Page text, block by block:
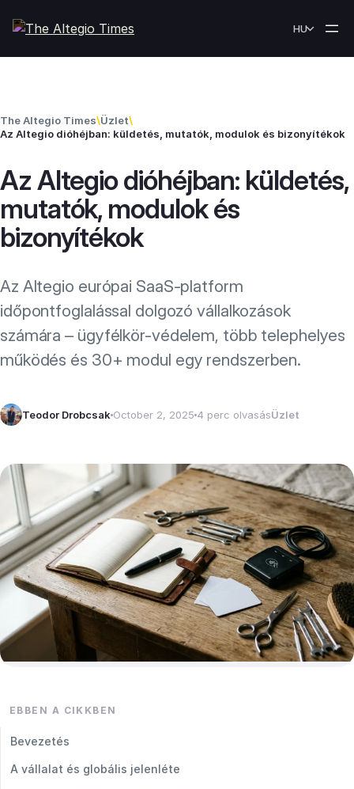
HU
The Altegio Times\Üzlet\
Az Altegio dióhéjban: küldetés, mutatók, modulok és bizonyítékok
Az Altegio dióhéjban: küldetés,
mutatók, modulok és
bizonyítékok
Az Altegio európai SaaS-platform
időpontfoglalással dolgozó vállalkozások
számára – ügyfélkör-védelem, több telephelyes
működés és 30+ modul egy rendszerben.
Teodor Drobcsak October 2, 2025 4 perc olvasásÜzlet
EBBEN A CIKKBEN
Bevezetés
A vállalat és globális jelenléte